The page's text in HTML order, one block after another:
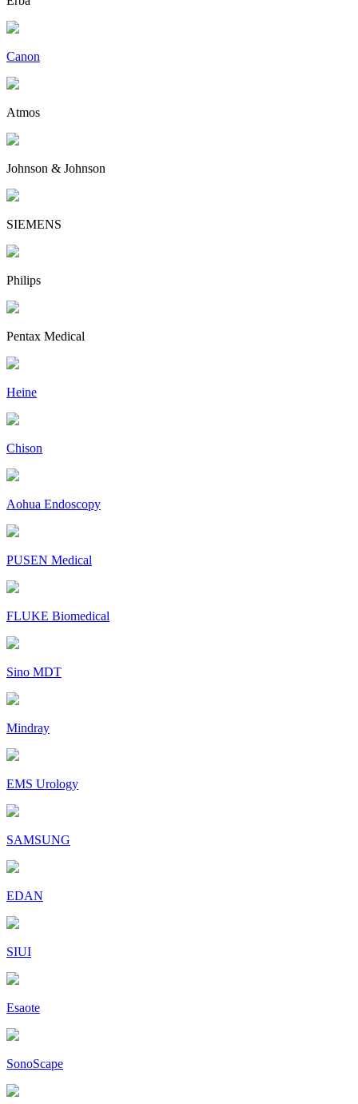
Canon
Atmos
Johnson & Johnson
SIEMENS
Philips
Pentax Medical
Heine
Chison
Aohua Endoscopy
PUSEN Medical
FLUKE Biomedical
Sino MDT
Mindray
EMS Urology
SAMSUNG
EDAN
SIUI
Esaote
SonoScape